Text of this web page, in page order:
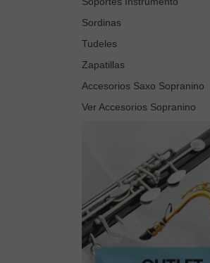
Sordinas
Tudeles
Zapatillas
Accesorios Saxo Sopranino
Ver Accesorios Sopranino